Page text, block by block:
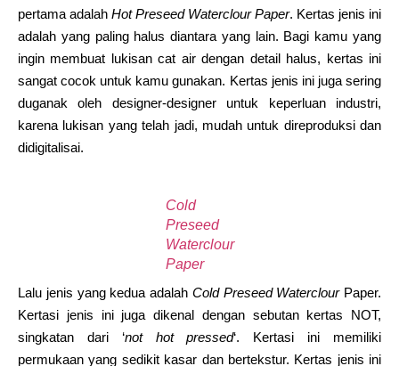
pertama adalah Hot Preseed Waterclour Paper. Kertas jenis ini
adalah yang paling halus diantara yang lain. Bagi kamu yang
ingin membuat lukisan cat air dengan detail halus, kertas ini
sangat cocok untuk kamu gunakan. Kertas jenis ini juga sering
duganak oleh designer-designer untuk keperluan industri,
karena lukisan yang telah jadi, mudah untuk direproduksi dan
didigitalisai.
Cold
Preseed
Waterclour
Paper
Lalu jenis yang kedua adalah Cold Preseed WaterclourPaper.
Kertasi jenis ini juga dikenal dengan sebutan kertas NOT,
singkatan dari ‘not hot pressed‘. Kertasi ini memiliki
permukaan yang sedikit kasar dan bertekstur. Kertas jenis ini